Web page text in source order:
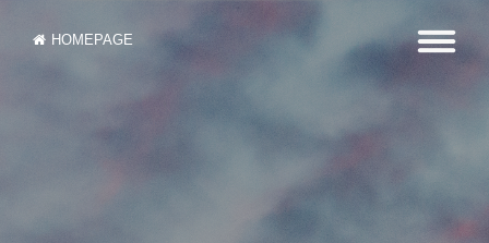
HOMEPAGE